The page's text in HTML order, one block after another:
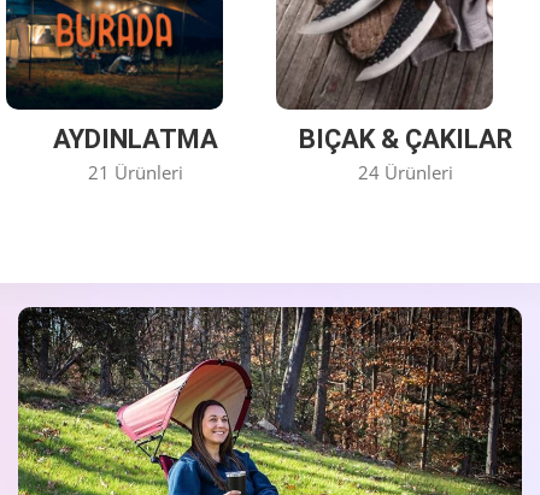
AYDINLATMA
21 Ürünleri
BIÇAK & ÇAKILAR
24 Ürünleri